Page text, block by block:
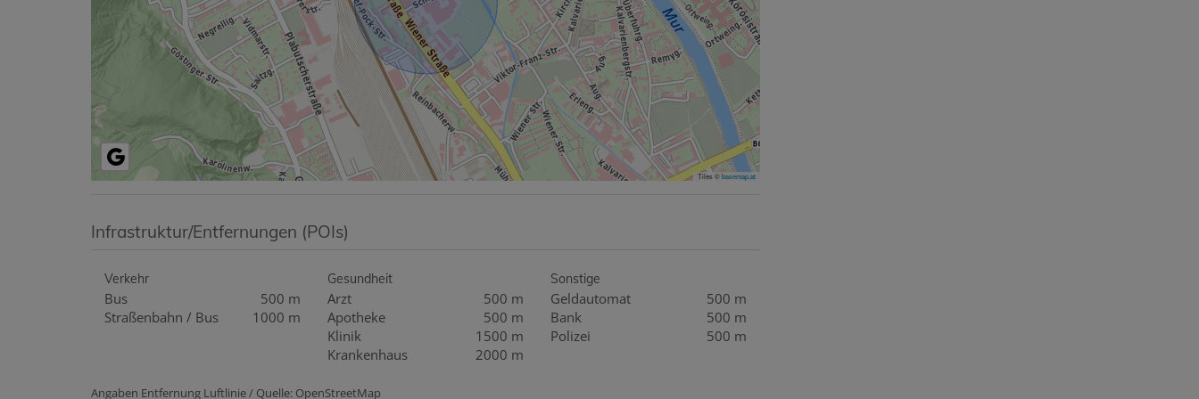
Tiles ©basemap.at
Infrastruktur/Entfernungen (POIs)
Verkehr
Bus
500 m
Straßenbahn / Bus
1000 m
Gesundheit
Arzt
500 m
Apotheke
500 m
Klinik
1500 m
Krankenhaus
2000 m
Sonstige
Geldautomat
500 m
Bank
500 m
Polizei
500 m
Angaben Entfernung Luftlinie / Quelle: OpenStreetMap